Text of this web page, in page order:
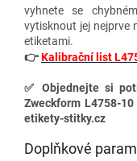
vyhnete se
vytisknout jej nejprve
etiketami.
👉Kalibrační list
✅ Objednejte si
Zweckform L4758-
etikety-stitky.cz
Doplňkové